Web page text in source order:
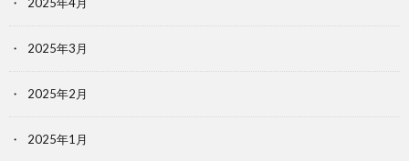
2025年3月
2025年2月
2025年1月